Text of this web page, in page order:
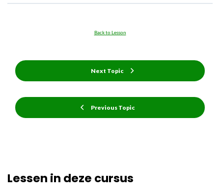
Previous Topic
Back to Lesson
Next Topic
Lessen in deze cursus